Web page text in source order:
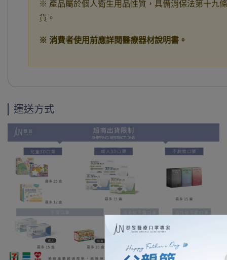
※ 產品屬於個人衛生用品性質，具備消保法第十九
貨。
※ 消費者使用前應詳閱醫療器材說明書。
運送方式